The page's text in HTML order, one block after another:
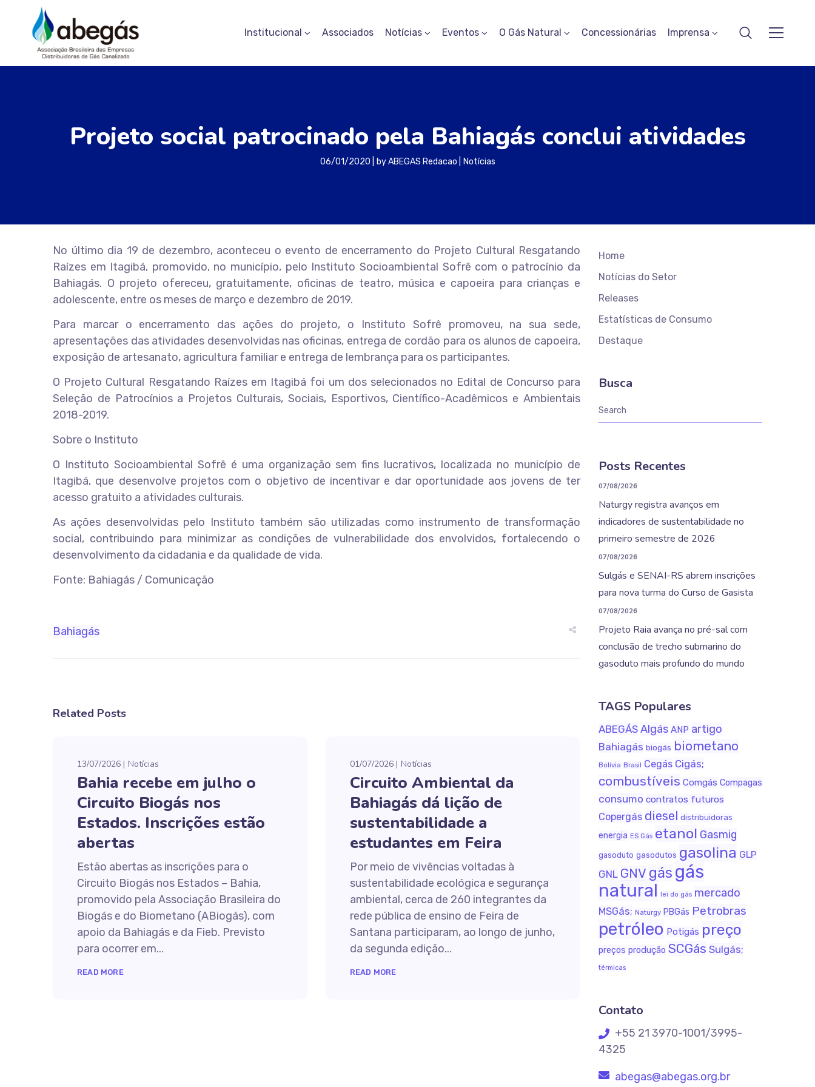
Institucional Associados Notícias Eventos O Gás Natural Concessionárias Imprensa
Projeto social patrocinado pela Bahiagás conclui atividades
06/01/2020 byABEGAS Redacao Notícias
No último dia 19 de dezembro, aconteceu o evento de encerramento do Projeto Cultural Resgatando
Raízes em Itagibá, promovido, no município, pelo Instituto Socioambiental Sofrê com o patrocínio da
Bahiagás. O projeto ofereceu, gratuitamente, oficinas de teatro, música e capoeira para crianças e
adolescente, entre os meses de março e dezembro de 2019.
Para marcar o encerramento das ações do projeto, o Instituto Sofrê promoveu, na sua sede,
apresentações das atividades desenvolvidas nas oficinas, entrega de cordão para os alunos de capoeira,
exposição de artesanato, agricultura familiar e entrega de lembrança para os participantes.
O Projeto Cultural Resgatando Raízes em Itagibá foi um dos selecionados no Edital de Concurso para
Seleção de Patrocínios a Projetos Culturais, Sociais, Esportivos, Científico-Acadêmicos e Ambientais
2018-2019.
Sobre o Instituto
O Instituto Socioambiental Sofrê é uma organização sem fins lucrativos, localizada no município de
Itagibá, que desenvolve projetos com o objetivo de incentivar e dar oportunidade aos jovens de ter
acesso gratuito a atividades culturais.
As ações desenvolvidas pelo Instituto também são utilizadas como instrumento de transformação
social, contribuindo para minimizar as condições de vulnerabilidade dos envolvidos, fortalecendo o
desenvolvimento da cidadania e da qualidade de vida.
Fonte: Bahiagás / Comunicação
Bahiagás
Related Posts
13/07/2026 Notícias
Bahia recebe em julho o
Circuito Biogás nos
Estados. Inscrições estão
abertas
Estão abertas as inscrições para o
Circuito Biogás nos Estados – Bahia,
promovido pela Associação Brasileira do
Biogás e do Biometano (ABiogás), com
apoio da Bahiagás e da Fieb. Previsto
para ocorrer em...
READ MORE
01/07/2026 Notícias
Circuito Ambiental da
Bahiagás dá lição de
sustentabilidade a
estudantes em Feira
Por meio de vivências voltadas à
sustentabilidade ecológica e segurança
ambiental, cerca de 260 integrantes da
rede pública de ensino de Feira de
Santana participaram, ao longo de junho,
da segunda edição...
READ MORE
Home
Notícias do Setor
Releases
Estatísticas de Consumo
Destaque
Busca
Posts Recentes
07/08/2026
Naturgy registra avanços em
indicadores de sustentabilidade no
primeiro semestre de 2026
07/08/2026
Sulgás e SENAI-RS abrem inscrições
para nova turma do Curso de Gasista
07/08/2026
Projeto Raia avança no pré-sal com
conclusão de trecho submarino do
gasoduto mais profundo do mundo
TAGS Populares
ABEGÁS Algás ANP artigo
Bahiagás biogás biometano
Bolívia Brasil Cegás Cigás;
combustíveis Comgás Compagas
consumo contratos futuros
Copergás diesel distribuidoras
energia ES Gás etanol Gasmig
gasoduto gasodutos gasolina GLP
GNL GNV gás gás
natural lei do gás mercado
MSGás; Naturgy PBGás Petrobras
petróleo Potigás preço
preços produção SCGás Sulgás;
térmicas
Contato
+55 21 3970-1001/3995-
4325
abegas@abegas.org.br